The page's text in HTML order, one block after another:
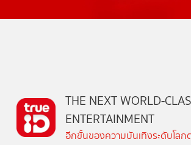
THE NEXT WORLD-
ENTERTAINMENT
อีกขั้นของความบันเทิงระดับโล